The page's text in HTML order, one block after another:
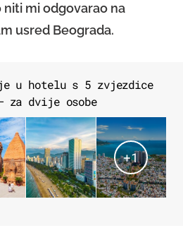
niti mi odgovarao na
usred Beograda.
u hotelu s 5 zvjezdice
za dvije osobe
+1